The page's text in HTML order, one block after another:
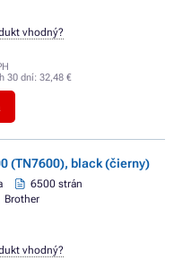
30 dní: 32,48 €
vhodný?
(TN7600), black (čierny)
6500 strán
Brother
vhodný?